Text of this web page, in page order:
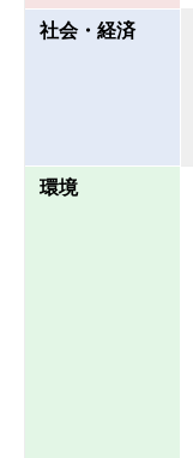
社会・経済
環境